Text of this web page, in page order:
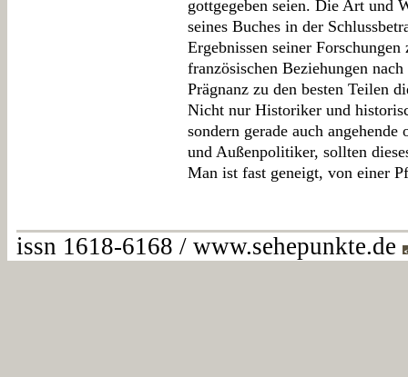
gottgegeben seien. Die Art und
seines Buches in der
Ergebnissen seiner
französischen Beziehungen
Prägnanz zu den besten Teilen
Nicht nur Historiker und
sondern gerade auch
und Außenpolitiker, sollten
Man ist fast geneigt, von einer
issn 1618-6168 / www.sehepunkte.de